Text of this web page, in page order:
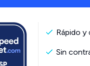
Rápido y
Sin